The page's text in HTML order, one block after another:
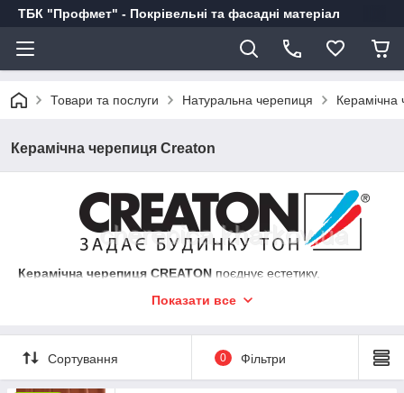
ТБК "Профмет" - Покрівельні та фасадні матеріал
Товари та послуги Натуральна черепиця
Керамічна черепиця Сreaton
Керамічна черепиця CREATON поєднує естетику,
Дізнайтеся більше, відвідавши цей розділ на сайті!
Може також використовуватися на дахах з невеликим
Показати все
Сортування 0 Фільтри